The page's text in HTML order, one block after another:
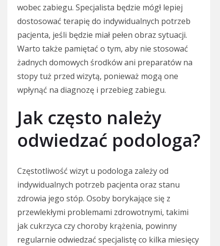
wobec zabiegu. Specjalista będzie mógł lepiej
dostosować terapię do indywidualnych potrzeb
pacjenta, jeśli będzie miał pełen obraz sytuacji.
Warto także pamiętać o tym, aby nie stosować
żadnych domowych środków ani preparatów na
stopy tuż przed wizytą, ponieważ mogą one
wpłynąć na diagnozę i przebieg zabiegu.
Jak często należy
odwiedzać podologa?
Częstotliwość wizyt u podologa zależy od
indywidualnych potrzeb pacjenta oraz stanu
zdrowia jego stóp. Osoby borykające się z
przewlekłymi problemami zdrowotnymi, takimi
jak cukrzyca czy choroby krążenia, powinny
regularnie odwiedzać specjalistę co kilka miesięcy